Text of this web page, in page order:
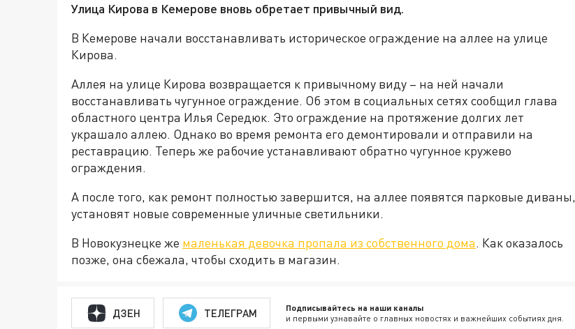
Улица Кирова в Кемерове вновь обретает привычный вид.
В Кемерове начали восстанавливать историческое ограждение на аллее на улице
Кирова.
Аллея на улице Кирова возвращается к привычному виду – на ней начали
восстанавливать чугунное ограждение. Об этом в социальных сетях сообщил глава
областного центра Илья Середюк. Это ограждение на протяжение долгих лет
украшало аллею. Однако во время ремонта его демонтировали и отправили на
реставрацию. Теперь же рабочие устанавливают обратно чугунное кружево
ограждения.
А после того, как ремонт полностью завершится, на аллее появятся парковые диваны,
установят новые современные уличные светильники.
В Новокузнецке же маленькая девочка пропала из собственного дома. Как оказалось
позже, она сбежала, чтобы сходить в магазин.
ДЗЕН ТЕЛЕГРАМ Подписывайтесь на наши каналы
и первыми узнавайте о главных новостях и важнейших событиях дня.